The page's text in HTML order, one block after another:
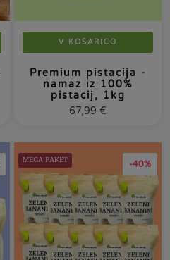
V KOŠARICO
Premium pistacija -
namaz iz 100%
pistacij, 1kg
67,99 €
-40%
MEGA PAKET